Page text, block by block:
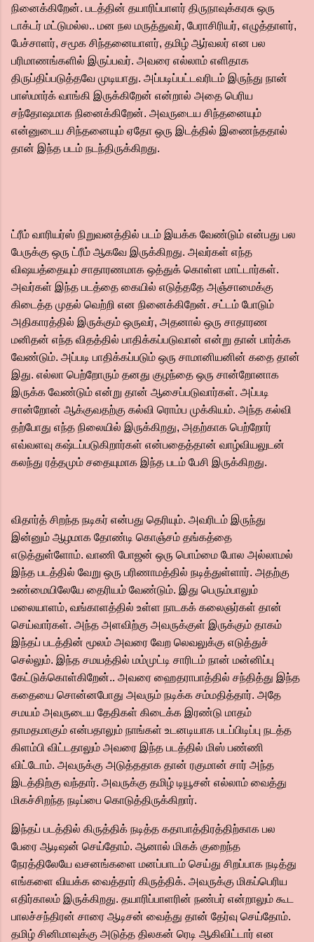
நினைக்கிறேன். படத்தின் தயாரிப்பாளர் திருநாவுக்கரசு ஒரு
டாக்டர் மட்டுமல்ல.. மன நல மருத்துவர், பேராசிரியர், எழுத்தாளர்,
பேச்சாளர், சமூக சிந்தனையாளர், தமிழ் ஆர்வலர் என பல
பரிமாணங்களில் இருப்பவர். அவரை எல்லாம் எளிதாக
திருப்திப்படுத்தவே முடியாது. அப்படிப்பட்டவரிடம் இருந்து நான்
பாஸ்மார்க் வாங்கி இருக்கிறேன் என்றால் அதை பெரிய
சந்தோஷமாக நினைக்கிறேன். அவருடைய சிந்தனையும்
என்னுடைய சிந்தனையும் ஏதோ ஒரு இடத்தில் இணைந்ததால்
தான் இந்த படம் நடந்திருக்கிறது.
ட்ரீம் வாரியர்ஸ் நிறுவனத்தில் படம் இயக்க வேண்டும் என்பது பல
பேருக்கு ஒரு ட்ரீம் ஆகவே இருக்கிறது. அவர்கள் எந்த
விஷயத்தையும் சாதாரணமாக ஒத்துக் கொள்ள மாட்டார்கள்.
அவர்கள் இந்த படத்தை கையில் எடுத்ததே அஞ்சாமைக்கு
கிடைத்த முதல் வெற்றி என நினைக்கிறேன். சட்டம் போடும்
அதிகாரத்தில் இருக்கும் ஒருவர், அதனால் ஒரு சாதாரண
மனிதன் எந்த விதத்தில் பாதிக்கப்படுவான் என்று தான் பார்க்க
வேண்டும். அப்படி பாதிக்கப்படும் ஒரு சாமானியனின் கதை தான்
இது. எல்லா பெற்றோரும் தனது குழந்தை ஒரு சான்றோனாக
இருக்க வேண்டும் என்று தான் ஆசைப்படுவார்கள். அப்படி
சான்றோன் ஆக்குவதற்கு கல்வி ரொம்ப முக்கியம். அந்த கல்வி
தற்போது எந்த நிலையில் இருக்கிறது, அதற்காக பெற்றோர்
எவ்வளவு கஷ்டப்படுகிறார்கள் என்பதைத்தான் வாழ்வியலுடன்
கலந்து ரத்தமும் சதையுமாக இந்த படம் பேசி இருக்கிறது.
விதார்த் சிறந்த நடிகர் என்பது தெரியும். அவரிடம் இருந்து
இன்னும் ஆழமாக தோண்டி கொஞ்சம் தங்கத்தை
எடுத்துள்ளோம். வாணி போஜன் ஒரு பொம்மை போல அல்லாமல்
இந்த படத்தில் வேறு ஒரு பரிணாமத்தில் நடித்துள்ளார். அதற்கு
உண்மையிலேயே தைரியம் வேண்டும். இது பெரும்பாலும்
மலையாளம், வங்காளத்தில் உள்ள நாடகக் கலைஞர்கள் தான்
செய்வார்கள். அந்த அளவிற்கு அவருக்குள் இருக்கும் தாகம்
இந்தப் படத்தின் மூலம் அவரை வேற லெவலுக்கு எடுத்துச்
செல்லும். இந்த சமயத்தில் மம்முட்டி சாரிடம் நான் மன்னிப்பு
கேட்டுக்கொள்கிறேன்.. அவரை ஹைதராபாத்தில் சந்தித்து இந்த
கதையை சொன்னபோது அவரும் நடிக்க சம்மதித்தார். அதே
சமயம் அவருடைய தேதிகள் கிடைக்க இரண்டு மாதம்
தாமதமாகும் என்பதாலும் நாங்கள் உடனடியாக படப்பிடிப்பு நடத்த
கிளம்பி விட்டதாலும் அவரை இந்த படத்தில் மிஸ் பண்ணி
விட்டோம். அவருக்கு அடுத்ததாக தான் ரகுமான் சார் அந்த
இடத்திற்கு வந்தார். அவருக்கு தமிழ் டியூசன் எல்லாம் வைத்து
மிகச்சிறந்த நடிப்பை கொடுத்திருக்கிறார்.
இந்தப் படத்தில் கிருத்திக் நடித்த கதாபாத்திரத்திற்காக பல
பேரை ஆடிஷன் செய்தோம். ஆனால் மிகக் குறைந்த
நேரத்திலேயே வசனங்களை மனப்பாடம் செய்து சிறப்பாக நடித்து
எங்களை வியக்க வைத்தார் கிருத்திக். அவருக்கு மிகப்பெரிய
எதிர்காலம் இருக்கிறது. தயாரிப்பாளரின் நண்பர் என்றாலும் கூட
பாலச்சந்திரன் சாரை ஆடிசன் வைத்து தான் தேர்வு செய்தோம்.
தமிழ் சினிமாவுக்கு அடுத்த திலகன் ரெடி ஆகிவிட்டார் என